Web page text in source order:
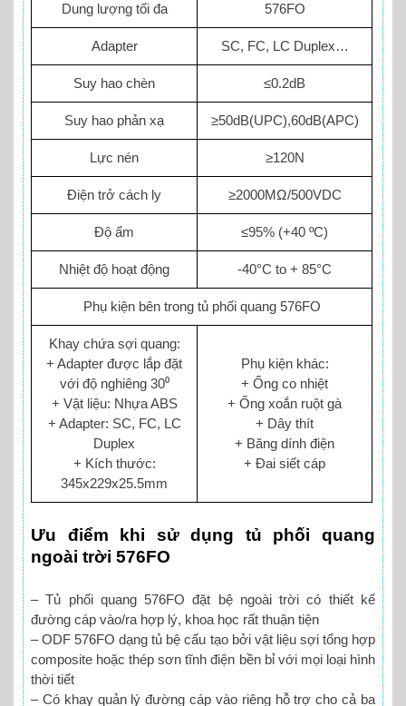
Dung lượng tối đa 576FO
Adapter SC, FC, LC Duplex…
Suy hao chèn ≤0.2dB
Suy hao phản xạ ≥50dB(UPC),60dB(APC)
Lực nén ≥120N
Điện trở cách ly ≥2000MΩ/500VDC
Độ ẩm ≤95% (+40 ºC)
Nhiệt độ hoạt động -40°C to + 85°C
Phụ kiện bên trong tủ phối quang 576FO
Khay chứa sợi quang:
+ Adapter được lắp đặt
với độ nghiêng 30⁰
+ Vật liệu: Nhựa ABS
+ Adapter: SC, FC, LC
Duplex
+ Kích thước:
345x229x25.5mm
Phụ kiện khác:
+ Ống co nhiệt
+ Ống xoắn ruột gà
+ Dây thít
+ Băng dính điện
+ Đai siết cáp
Ưu điểm khi sử dụng tủ phối quang
ngoài trời 576FO
– Tủ phối quang 576FO đặt bệ ngoài trời có thiết kế
đường cáp vào/ra hợp lý, khoa học rất thuận tiện
– ODF 576FO dạng tủ bệ cấu tạo bởi vật liệu sợi tổng hợp
composite hoặc thép sơn tĩnh điện bền bỉ với mọi loại hình
thời tiết
– Có khay quản lý đường cáp vào riêng hỗ trợ cho cả ba